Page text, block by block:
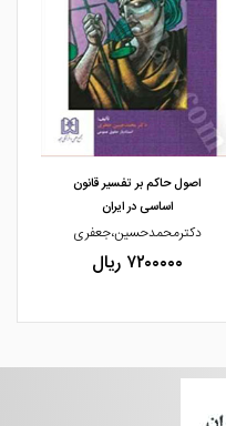
مشاهده و خرید
اصول حاکم بر تفسیر قانون
اساسی در ایران
دکترمحمدحسین،جعفری
۷۲۰۰۰۰۰ ریال